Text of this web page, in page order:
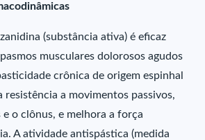
(substância ativa) é eficaz
musculares dolorosos agudos
crônica de origem espinhal
resistência a movimentos passivos,
e o clônus, e melhora a força
A atividade antispástica (medida